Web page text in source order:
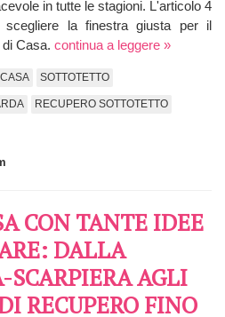
in tutte le stagioni. L'articolo 4
scegliere la finestra giusta per il
Casa. continua a leggere »
SOTTOTETTO
RECUPERO SOTTOTETTO
CON TANTE IDEE
DALLA
AGLI
RECUPERO FINO